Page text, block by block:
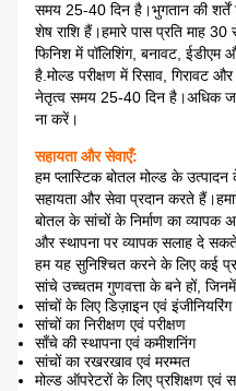
समय 25-40 दिन है।भुगतान की शर्तें
शेष राशि हैं।हमारे पास प्रति माह
फिनिश में पॉलिशिंग, बनावट, ईडीएम
है.मोल्ड परीक्षण में रिसाव, गिरावट
नेतृत्व समय 25-40 दिन है।अधिक
ना करें।
सहायता और सेवाएँ:
हम प्लास्टिक बोतल मोल्ड के
सहायता और सेवा प्रदान करते
बोतल के सांचों के निर्माण का व्यापक
और स्थापना पर व्यापक सलाह दे
हम यह सुनिश्चित करने के लिए कई
सांचे उच्चतम गुणवत्ता के बने हों,
सांचों के लिए डिज़ाइन एवं इंजीनियरिंग
सांचों का निरीक्षण एवं परीक्षण
साँचे की स्थापना एवं कमीशनिंग
सांचों का रखरखाव एवं मरम्मत
मोल्ड ऑपरेटरों के लिए प्रशिक्षण एवं